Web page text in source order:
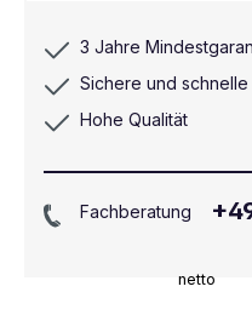
netto
3 Jahre
Sichere und schnelle
Hohe Qualität
Fachberatung